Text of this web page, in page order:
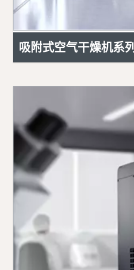
吸附式空气干燥机系列